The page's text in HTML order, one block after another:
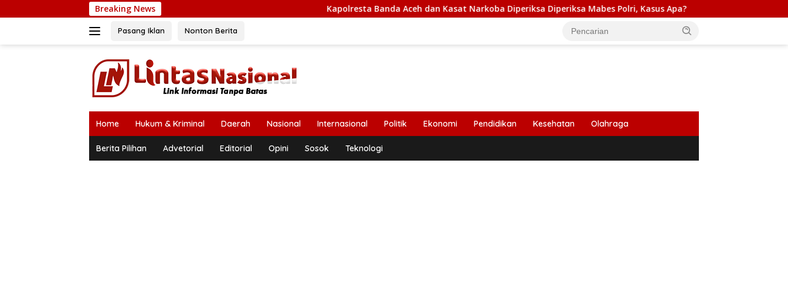
ke
Breaking News Kapolresta Banda Aceh dan Kasat Narkoba Diperiksa Diperiksa Mabes Polri, Kasus Apa? PB HIMABIR: Cetak Sawah
Pasang Iklan Nonton Berita
Home Hukum & Kriminal Daerah Nasional Internasional Politik Ekonomi Pendidikan Kesehatan Olahraga
Berita Pilihan Advetorial Editorial Opini Sosok Teknologi